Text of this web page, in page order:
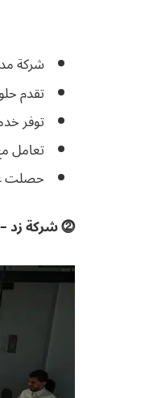
شركة
تقدم
توفر
تعامل مع 26 ألف علامة تجارية ومتجر
حصلت على
⓶ شركة زد – ZID السعودية :